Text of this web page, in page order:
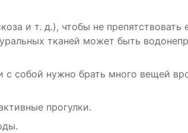
и т. д.), чтобы не препятствовать
тканей может быть
собой нужно брать много вещей
прогулки.